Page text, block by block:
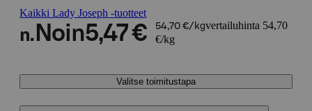
Kaikki Lady Joseph -tuotteet
n. Noin5,47 € 54,70 €/kgvertailuhinta 54,70
€/kg
Valitse toimitustapa